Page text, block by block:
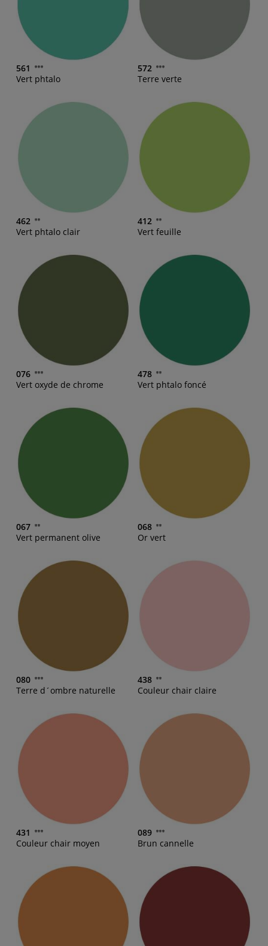
561
Vert phtalo
572
Terre verte
462
Vert phtalo clair
412
Vert feuille
076
Vert oxyde de chrome
478
Vert phtalo foncé
067
Vert permanent olive
068
Or vert
080
Terre d´ombre naturelle
438
Couleur chair claire
431
Couleur chair moyen
089
Brun cannelle